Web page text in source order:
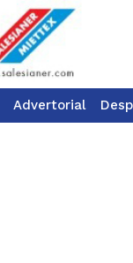
Advertorial